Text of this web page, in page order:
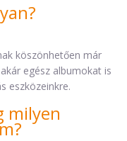
köszönhetően már
egész albumokat is
eszközeinkre.
milyen